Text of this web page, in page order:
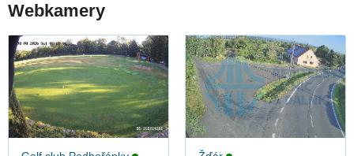
Webkamery